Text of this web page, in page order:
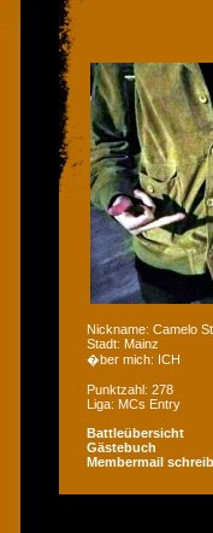
Nickname: Camelo
Stadt: Mainz
�ber mich: ICH
Punktzahl: 278
Liga: MCs Entry
Battleübersicht
Gästebuch
Membermail